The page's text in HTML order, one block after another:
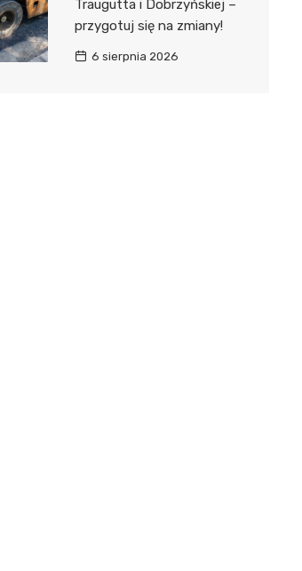
Traugutta i Dobrzyńskiej –
przygotuj się na zmiany!
6 sierpnia 2026